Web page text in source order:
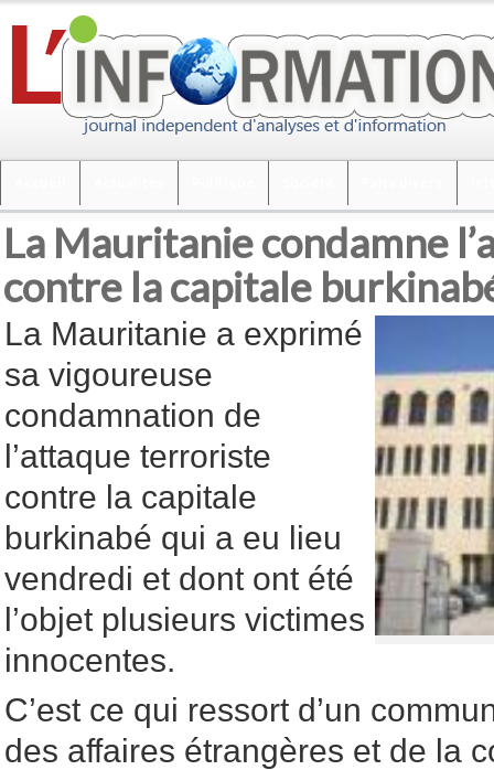
La Mauritanie condamne
contre la capitale
La Mauritanie a exprimé
sa vigoureuse
condamnation de
l’attaque terroriste
contre la capitale
burkinabé qui a eu lieu
vendredi et dont ont été
l’objet plusieurs victimes
innocentes.
C’est ce qui ressort d’un
des affaires étrangères et de la